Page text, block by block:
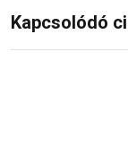
Kapcsolódó